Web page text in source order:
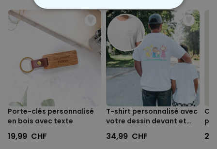
Porte-clés personnalisé
en bois avec texte
19,99 CHF
T-shirt personnalisé avec
votre dessin devant et
derrière
34,99 CHF
STRICTEMENT NÉCESSAIRE
PERFORMANCE
COMMERCIALISATION